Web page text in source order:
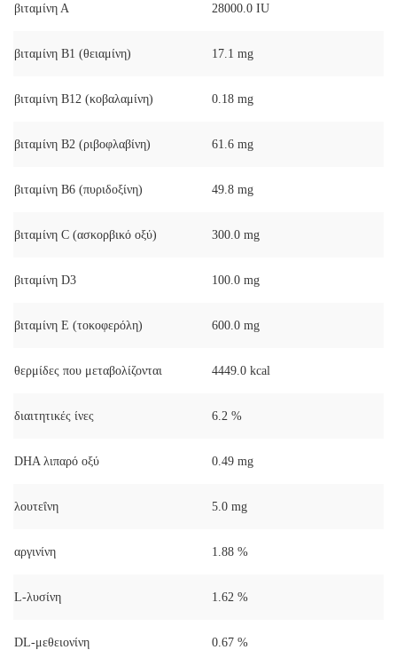
βιταμίνη Α 28000.0 IU
βιταμίνη Β1 (θειαμίνη) 17.1 mg
βιταμίνη Β12 (κοβαλαμίνη) 0.18 mg
βιταμίνη Β2 (ριβοφλαβίνη) 61.6 mg
βιταμίνη Β6 (πυριδοξίνη) 49.8 mg
βιταμίνη C (ασκορβικό οξύ) 300.0 mg
βιταμίνη D3 100.0 mg
βιταμίνη Ε (τοκοφερόλη) 600.0 mg
θερμίδες που μεταβολίζονται 4449.0 kcal
διαιτητικές ίνες 6.2 %
DHA λιπαρό οξύ 0.49 mg
λουτεΐνη 5.0 mg
αργινίνη 1.88 %
L-λυσίνη 1.62 %
DL-μεθειονίνη 0.67 %